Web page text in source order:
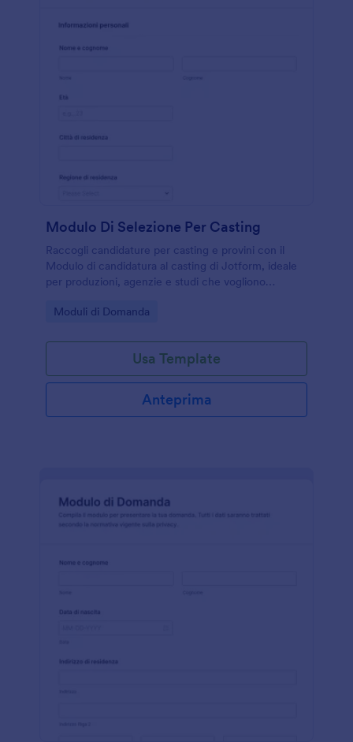
Modulo Di Selezione Per Casting
Raccogli candidature per casting e provini con il
Modulo di candidatura al casting di Jotform, ideale
per produzioni, agenzie e studi che vogliono
modo rapido.
Go to Category:
Moduli di Domanda
Usa Template
Anteprima